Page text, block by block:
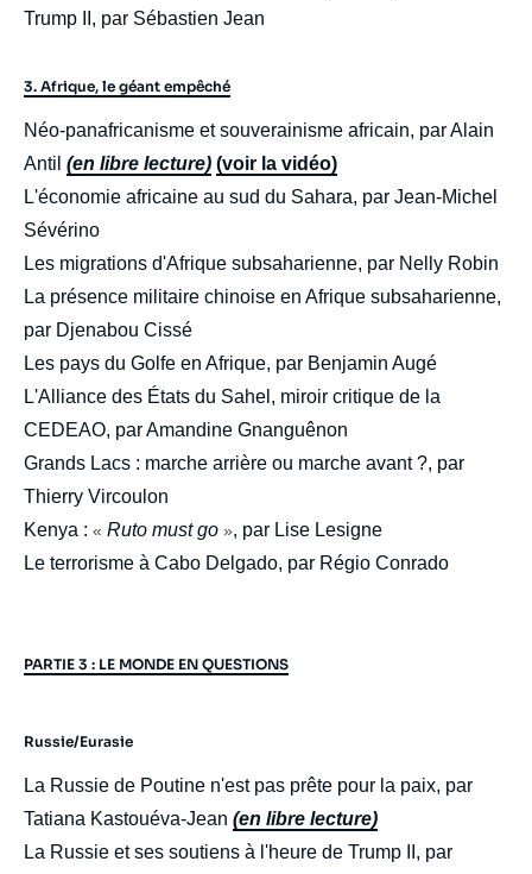
Trump II, par Sébastien Jean
3. Afrique, le géant empêché
Néo-panafricanisme et souverainisme africain, par Alain
Antil (en libre lecture) (voir la vidéo)
L'économie africaine au sud du Sahara, par Jean-Michel
Sévérino
Les migrations d'Afrique subsaharienne, par Nelly Robin
La présence militaire chinoise en Afrique subsaharienne,
par Djenabou Cissé
Les pays du Golfe en Afrique, par Benjamin Augé
L'Alliance des États du Sahel, miroir critique de la
CEDEAO, par Amandine Gnanguênon
Grands Lacs : marche arrière ou marche avant ?, par
Thierry Vircoulon
Kenya : « Ruto must go », par Lise Lesigne
Le terrorisme à Cabo Delgado, par Régio Conrado
PARTIE 3 : LE MONDE EN QUESTIONS
Russie/Eurasie
La Russie de Poutine n'est pas prête pour la paix, par
Tatiana Kastouéva-Jean (en libre lecture)
La Russie et ses soutiens à l'heure de Trump II, par